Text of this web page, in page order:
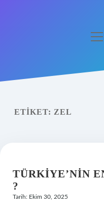
Yasal Uyarı
ETIKET: ZEL
TÜRKIYE’NIN
?
Tarih: Ekim 30, 2025